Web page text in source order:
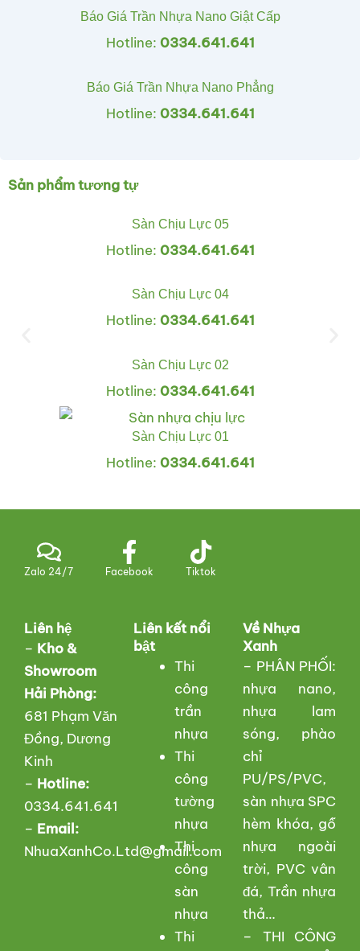
Báo Giá Trần Nhựa Nano Giật Cấp
Hotline: 0334.641.641
Báo Giá Trần Nhựa Nano Phẳng
Hotline: 0334.641.641
Sản phẩm tương tự
Sàn Chịu Lực 05
Hotline: 0334.641.641
Sàn Chịu Lực 04
Hotline: 0334.641.641
Sàn Chịu Lực 02
Hotline: 0334.641.641
Sàn Chịu Lực 01
Hotline: 0334.641.641
Zalo 24/7 Facebook Tiktok
Liên hệ
– Kho &
Showroom
Hải Phòng:
681 Phạm Văn
Đồng, Dương
Kinh
– Hotline:
0334.641.641
– Email:
NhuaXanhCo.Ltd@gmail.com
Liên kết nổi
bật
Thi
công
trần
nhựa
Thi
công
tường
nhựa
Thi
công
sàn
nhựa
Thi
Về Nhựa
Xanh
– PHÂN PHỐI:
nhựa nano,
nhựa lam
sóng, phào
chỉ
PU/PS/PVC,
sàn nhựa SPC
hèm khóa, gỗ
nhựa ngoài
trời, PVC vân
đá, Trần nhựa
thả…
– THI CÔNG